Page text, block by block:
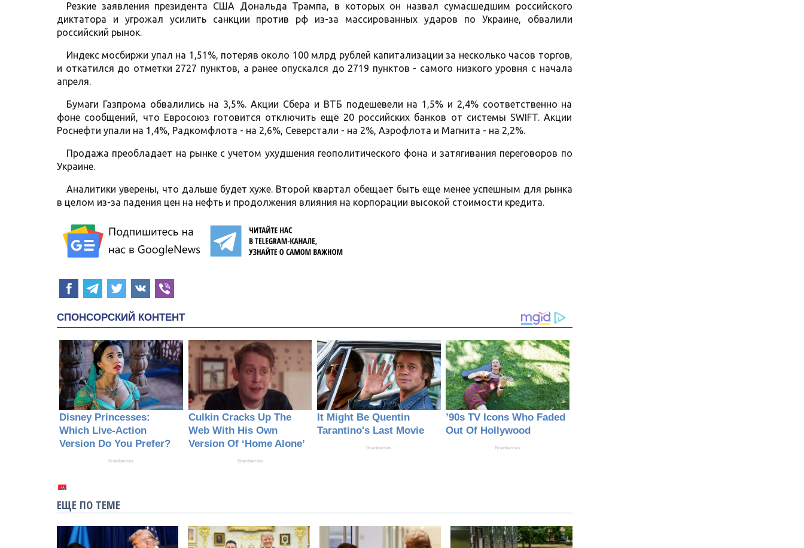
Резкие заявления президента США Дональда Трампа, в которых он назвал сумасшедшим российского
диктатора и угрожал усилить санкции против рф из-за массированных ударов по Украине, обвалили
российский рынок.
Индекс мосбиржи упал на 1,51%, потеряв около 100 млрд рублей капитализации за несколько часов торгов,
и откатился до отметки 2727 пунктов, а ранее опускался до 2719 пунктов - самого низкого уровня с начала
апреля.
Бумаги Газпрома обвалились на 3,5%. Акции Сбера и ВТБ подешевели на 1,5% и 2,4% соответственно на
фоне сообщений, что Евросоюз готовится отключить ещё 20 российских банков от системы SWIFT. Акции
Роснефти упали на 1,4%, Радкомфлота - на 2,6%, Северстали - на 2%, Аэрофлота и Магнита - на 2,2%.
Продажа преобладает на рынке с учетом ухудшения геополитического фона и затягивания переговоров по
Украине.
Аналитики уверены, что дальше будет хуже. Второй квартал обещает быть еще менее успешным для рынка
в целом из-за падения цен на нефть и продолжения влияния на корпорации высокой стоимости кредита.
ЕЩЕ ПО ТЕМЕ